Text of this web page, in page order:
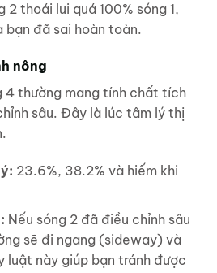
2 thoái lui quá 100% sóng 1,
đã sai hoàn toàn.
nông
4 thường mang tính chất tích
sâu. Đây là lúc tâm lý thị
23.6%, 38.2% và hiếm khi
Nếu sóng 2 đã điều chỉnh sâu
sẽ đi ngang (sideway) và
luật này giúp bạn tránh được